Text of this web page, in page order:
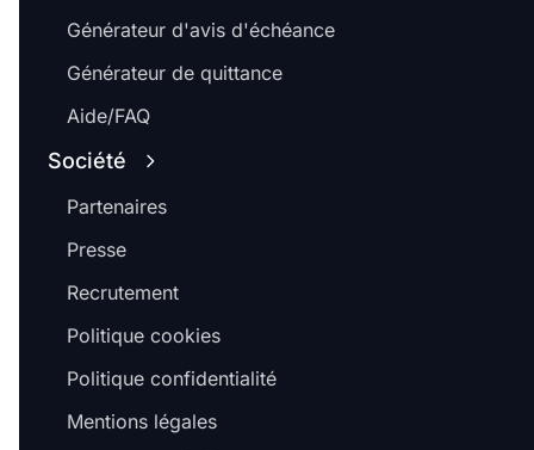
Générateur d'avis d'échéance
Générateur de quittance
Aide/FAQ
Société
Partenaires
Presse
Recrutement
Politique cookies
Politique confidentialité
Mentions légales